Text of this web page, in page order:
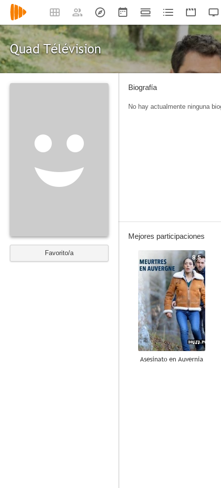
Quad Télévision
Favorito/a
Biografía
No hay actualmente ninguna
Mejores participaciones
8.5
Asesinato en Auvernia